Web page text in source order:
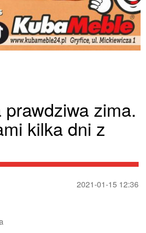
prawdziwa zima.
kilka dni z
2021-01-15 12:36